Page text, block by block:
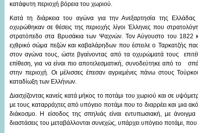
κατάφυτη περιοχή βόρεια του χωριού.
Κατά τη διάρκεια του αγώνα για την Ανεξαρτησία της
οχυρώθηκαν σε θέσεις της περιοχής λίγοι Έλληνες που
στρατόπεδο στα Βρυσάκια των Ψαχνών. Τον Αύγουστο του 1822
εχθρικό σώμα πεζών και καβαλάρηδων που έστειλε ο Ταρκατζής
στον αγώνα τους, ώστε βγαίνοντας από τα οχυρώματά τους
επίθεση, για να είναι πιο αποτελεσματική, συνοδεύτηκε από το
στην περιοχή. Οι μέλισσες έπεσαν αγριεμένες πάνω στους
καταδίωξη των Ελλήνων.
Διασχίζοντας κανείς κατά μήκος το ποτάμι του χωριού και σε
με τους καταρράχτες από υπόγειο ποτάμι που το διαρρέει και μια
διάκοσμο. Η είσοδος της σπηλιάς είναι εντυπωσιακή, με
διαστάσεις του μεταβάλλονται συνεχώς, υπάρχει υπόγειο ποτάμι, που